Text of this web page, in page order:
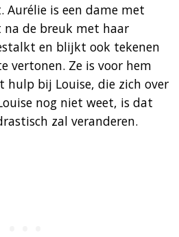
Aurélie is een dame met
de breuk met haar
en blijkt ook tekenen
vertonen. Ze is voor hem
hulp bij Louise, die zich over
nog niet weet, is dat
zal veranderen.